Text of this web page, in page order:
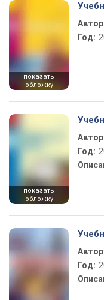
показать
обложку
Год:
показать
обложку
Год:
Год: